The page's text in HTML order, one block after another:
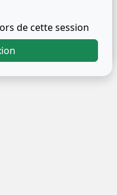
de cette session